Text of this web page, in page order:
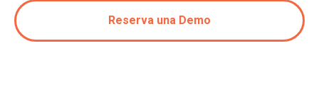
Reserva una Demo